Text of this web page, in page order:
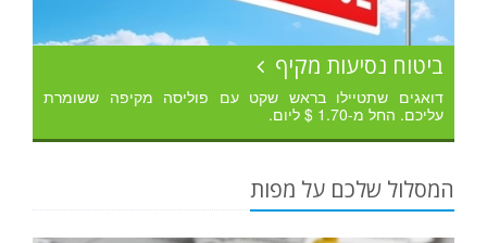
ביטוח נסיעות מקיף
דואגים שתטיילו בראש שקט עם פוליסה מקיפה ששומרת
עליכם. החל מ-1.70 $ ליום.
המסלול שלכם על מפות